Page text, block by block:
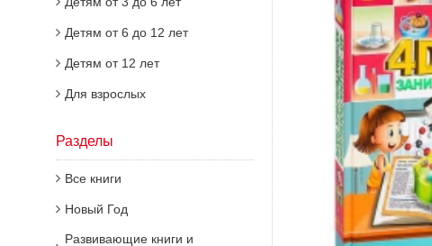
Детям от 6 до 12 лет
Детям от 12 лет
Для взрослых
Разделы
Все книги
Новый Год
Развивающие книги и